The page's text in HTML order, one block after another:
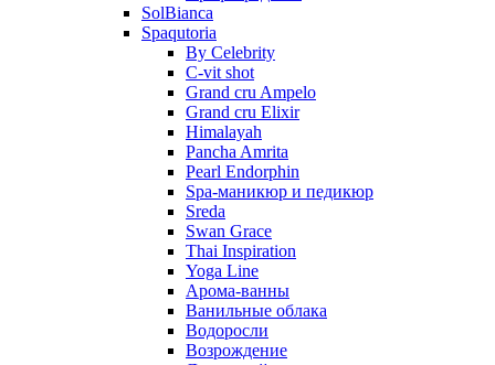
SolBianca
Spaqutoria
By Celebrity
C-vit shot
Grand cru Ampelo
Grand сru Elixir
Himalayah
Pancha Amrita
Pearl Endorphin
Spa-маникюр и педикюр
Sreda
Swan Grace
Thai Inspiration
Yoga Line
Арома-ванны
Ванильные облака
Водоросли
Возрождение